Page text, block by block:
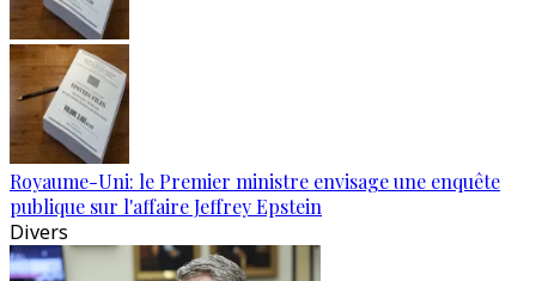
Royaume-Uni: le Premier ministre envisage une enquête
publique sur l'affaire Jeffrey Epstein
Divers